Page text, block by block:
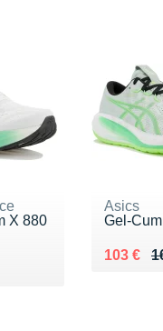
X 880
Asics
Gel-
Au lieu
103 €
Vendu